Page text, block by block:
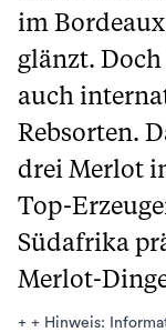
im
glänzt.
auch
Rebsorten.
drei Merlot
Top-
Südafrika
Merlot-
+ + Hinweis: